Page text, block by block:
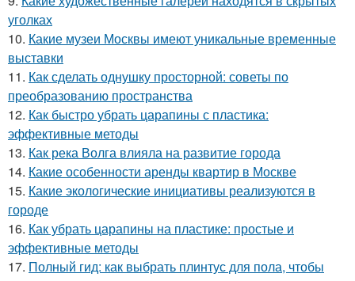
уголках
10. Какие музеи Москвы имеют уникальные временные
выставки
11. Как сделать однушку просторной: советы по
преобразованию пространства
12. Как быстро убрать царапины с пластика:
эффективные методы
13. Как река Волга влияла на развитие города
14. Какие особенности аренды квартир в Москве
15. Какие экологические инициативы реализуются в
городе
16. Как убрать царапины на пластике: простые и
эффективные методы
17. Полный гид: как выбрать плинтус для пола, чтобы